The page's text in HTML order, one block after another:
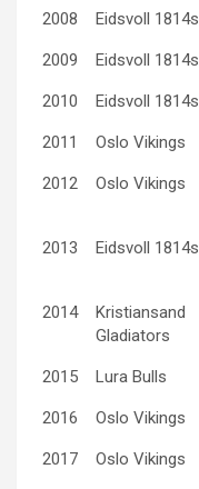
2008 Eidsvoll 1814s
2009 Eidsvoll 1814s
2010 Eidsvoll 1814s
2011 Oslo Vikings
2012 Oslo Vikings
2013 Eidsvoll 1814s
2014
Kristiansand
Gladiators
2015 Lura Bulls
2016 Oslo Vikings
2017 Oslo Vikings